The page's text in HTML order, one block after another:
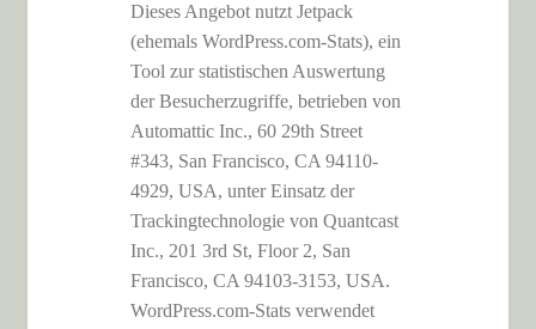
Dieses Angebot nutzt Jetpack
(ehemals WordPress.com-Stats), ein
Tool zur statistischen Auswertung
der Besucherzugriffe, betrieben von
Automattic Inc., 60 29th Street
#343, San Francisco, CA 94110-
4929, USA, unter Einsatz der
Trackingtechnologie von Quantcast
Inc., 201 3rd St, Floor 2, San
Francisco, CA 94103-3153, USA.
WordPress.com-Stats verwendet